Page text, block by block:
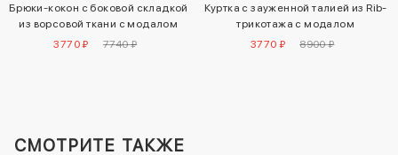
Брюки-кокон с боковой складкой
из ворсовой ткани с модалом
3770 ₽
7740 ₽
Куртка с зауженной талией из Rib-
трикотажа с модалом
3770 ₽
8900 ₽
СМОТРИТЕ ТАКЖЕ